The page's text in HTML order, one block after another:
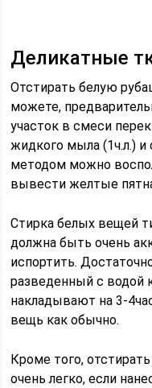
Деликатные
Отстирать белую
можете,
участок в смеси
жидкого мыла (1ч.л.)
методом можно
вывести желтые
Стирка белых вещей
должна быть очень
испортить.
разведенный с водой
накладывают на 3-
вещь как обычно.
Кроме того,
очень легко, если